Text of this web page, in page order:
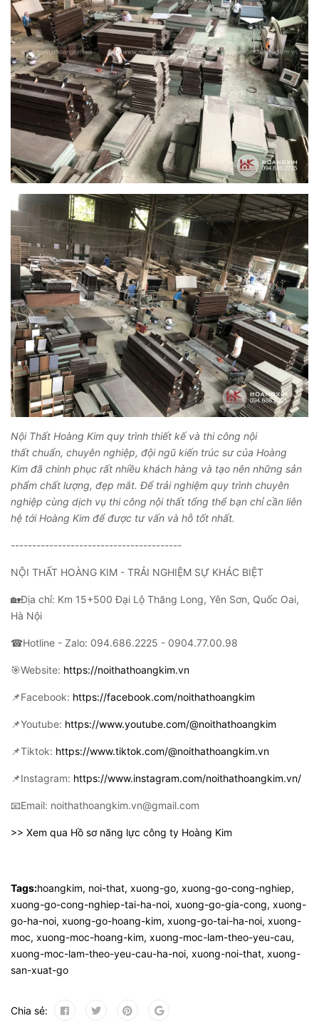
Nội Thất Hoàng Kim quy trình thiết kế và thi công nội
thất chuẩn, chuyên nghiệp, đội ngũ kiến trúc sư của Hoàng
Kim đã chinh phục rất nhiều khách hàng và tạo nên những sản
phẩm chất lượng, đẹp mắt. Để trải nghiệm quy trình chuyên
nghiệp cùng dịch vụ thi công nội thất tổng thể bạn chỉ cần liên
hệ tới Hoàng Kim để được tư vấn và hỗ tốt nhất.
----------------------------------------
NỘI THẤT HOÀNG KIM - TRẢI NGHIỆM SỰ KHÁC BIỆT
🏡Địa chỉ: Km 15+500 Đại Lộ Thăng Long, Yên Sơn, Quốc Oai,
Hà Nội
☎Hotline - Zalo: 094.686.2225 - 0904.77.00.98
🎯Website: https://noithathoangkim.vn
📌Facebook: https://facebook.com/noithathoangkim
📌Youtube: https://www.youtube.com/@noithathoangkim
📌Tiktok: https://www.tiktok.com/@noithathoangkim.vn
📌Instagram: https://www.instagram.com/noithathoangkim.vn/
📧Email: noithathoangkim.vn@gmail.com
>> Xem qua Hồ sơ năng lực công ty Hoàng Kim
Tags:hoangkim, noi-that, xuong-go, xuong-go-cong-nghiep,
xuong-go-cong-nghiep-tai-ha-noi, xuong-go-gia-cong, xuong-
go-ha-noi, xuong-go-hoang-kim, xuong-go-tai-ha-noi, xuong-
moc, xuong-moc-hoang-kim, xuong-moc-lam-theo-yeu-cau,
xuong-moc-lam-theo-yeu-cau-ha-noi, xuong-noi-that, xuong-
san-xuat-go
Chia sẻ: